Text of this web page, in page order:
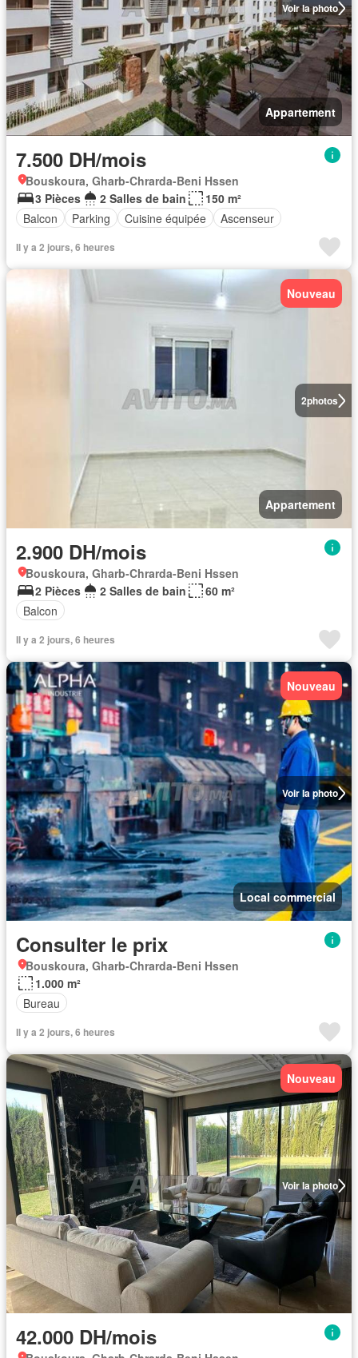
Voir la photo
Appartement
7.500 DH/mois
Bouskoura, Gharb-Chrarda-Beni Hssen
3 Pièces
2 Salles de bain
150 m²
Balcon
Parking Cuisine équipée Ascenseur
Il y a 2 jours, 6 heures
2photos
Nouveau
Appartement
2.900 DH/mois
Bouskoura, Gharb-Chrarda-Beni Hssen
2 Pièces
2 Salles de bain
60 m²
Balcon
Il y a 2 jours, 6 heures
Voir la photo
Nouveau
Local commercial
Consulter le prix
Bouskoura, Gharb-Chrarda-Beni Hssen
1.000 m²
Bureau
Il y a 2 jours, 6 heures
Voir la photo
Nouveau
42.000 DH/mois